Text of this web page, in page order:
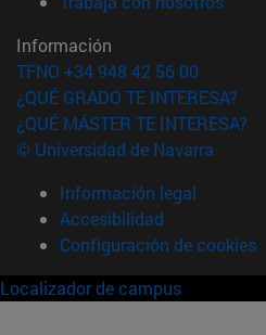
Información
TFNO +34 948 42 56 00
¿QUÉ GRADO TE INTERESA?
¿QUÉ MÁSTER TE INTERESA?
© Universidad de Navarra
Información legal
Accesibilidad
Configuración de cookies
Localizador de campus